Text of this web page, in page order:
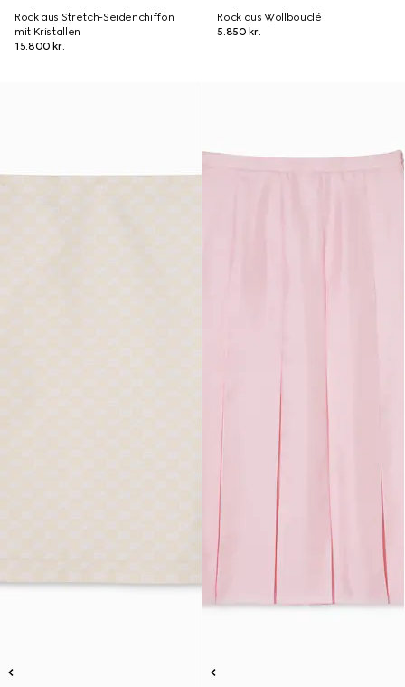
Rock aus Stretch-Seidenchiffon
mit Kristallen
15.800 kr.
Rock aus Wollbouclé
5.850 kr.